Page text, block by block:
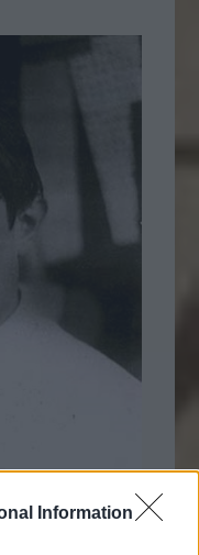
Information